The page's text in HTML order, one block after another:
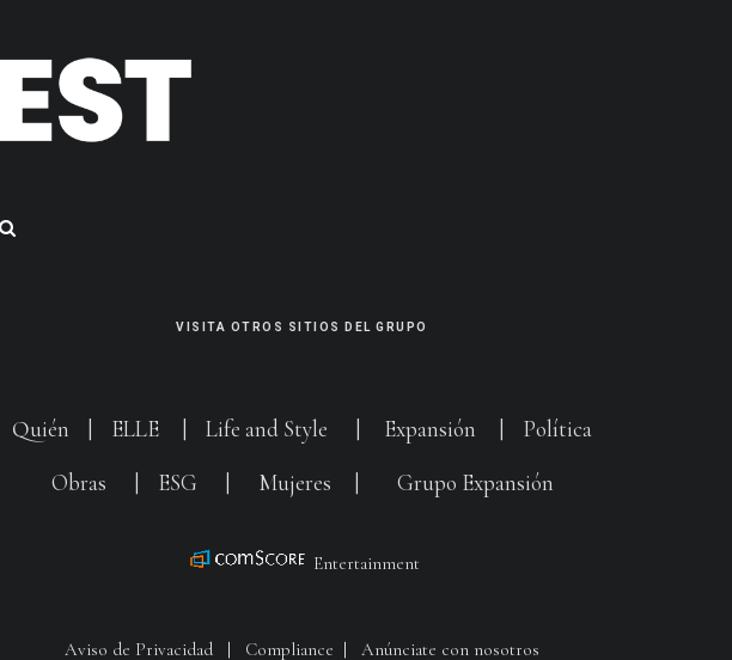
VISITA OTROS SITIOS DEL GRUPO
Quién ELLE Life and Style Expansión
Política
Obras
ESG Mujeres Grupo Expansión
Entertainment
Aviso de Privacidad | Compliance | Anúnciate con nosotros